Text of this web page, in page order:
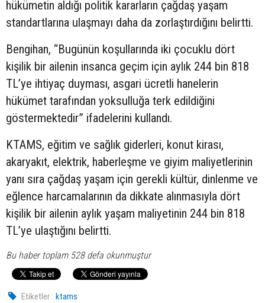
hükümetin aldığı politik kararların çağdaş yaşam
standartlarına ulaşmayı daha da zorlaştırdığını belirtti.
Bengihan, “Bugünün koşullarında iki çocuklu dört
kişilik bir ailenin insanca geçim için aylık 244 bin 818
TL’ye ihtiyaç duyması, asgari ücretli hanelerin
hükümet tarafından yoksulluğa terk edildiğini
göstermektedir” ifadelerini kullandı.
KTAMS, eğitim ve sağlık giderleri, konut kirası,
akaryakıt, elektrik, haberleşme ve giyim maliyetlerinin
yanı sıra çağdaş yaşam için gerekli kültür, dinlenme ve
eğlence harcamalarının da dikkate alınmasıyla dört
kişilik bir ailenin aylık yaşam maliyetinin 244 bin 818
TL’ye ulaştığını belirtti.
Bu haber toplam 528 defa okunmuştur
Etiketler : ktams